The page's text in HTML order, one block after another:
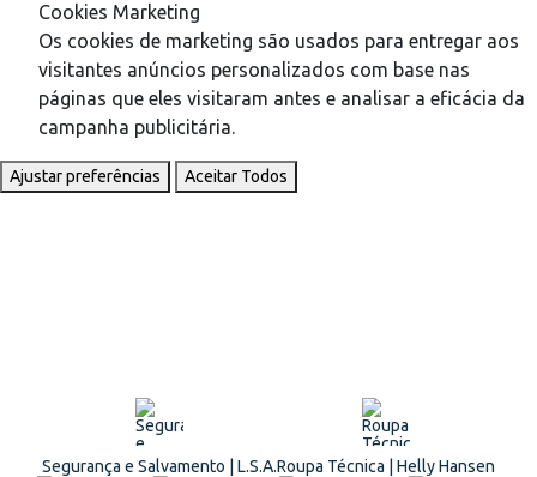
Cookies Marketing
Os cookies de marketing são usados para entregar aos
visitantes anúncios personalizados com base nas
páginas que eles visitaram antes e analisar a eficácia da
campanha publicitária.
Ajustar preferências Aceitar Todos
Segurança e Salvamento | L.S.A.Roupa Técnica | Helly Hansen